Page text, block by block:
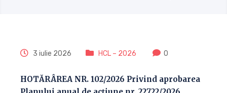
3 iulie 2026 HCL – 2026 0
HOTĂRÂREA NR. 102/2026 Privind aprobarea